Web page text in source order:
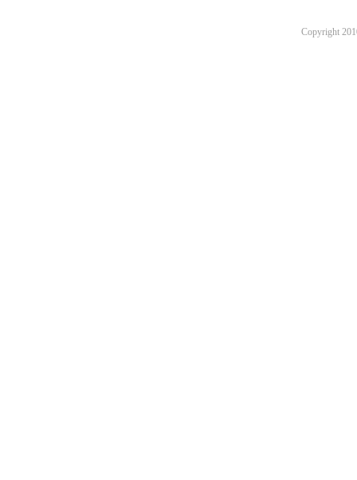
Copyright